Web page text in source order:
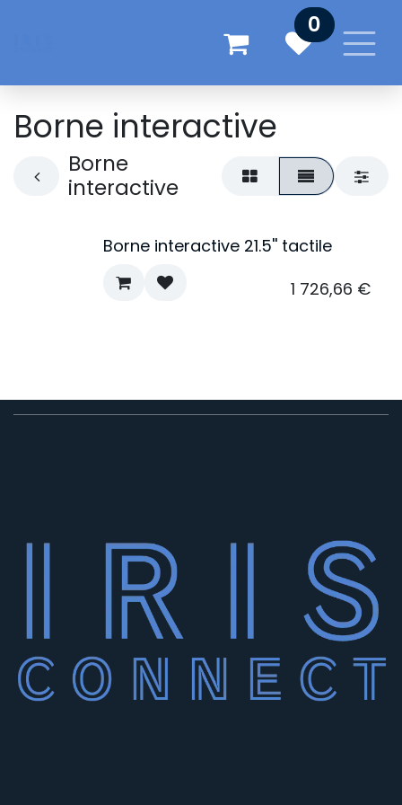
0
Borne interactive
Borne
interactive
Borne interactive 21.5'' tactile
1 726,66 €